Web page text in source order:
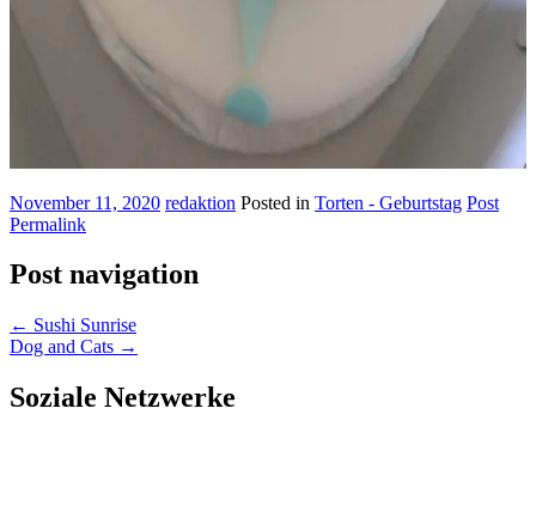
November 11, 2020 redaktion Posted in Torten - Geburtstag Post
Permalink
Post navigation
← Sushi Sunrise
Dog and Cats →
Soziale Netzwerke